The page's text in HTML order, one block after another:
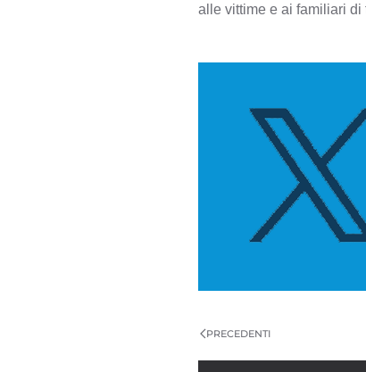
alle vittime e ai familiari di
PRECEDENTI